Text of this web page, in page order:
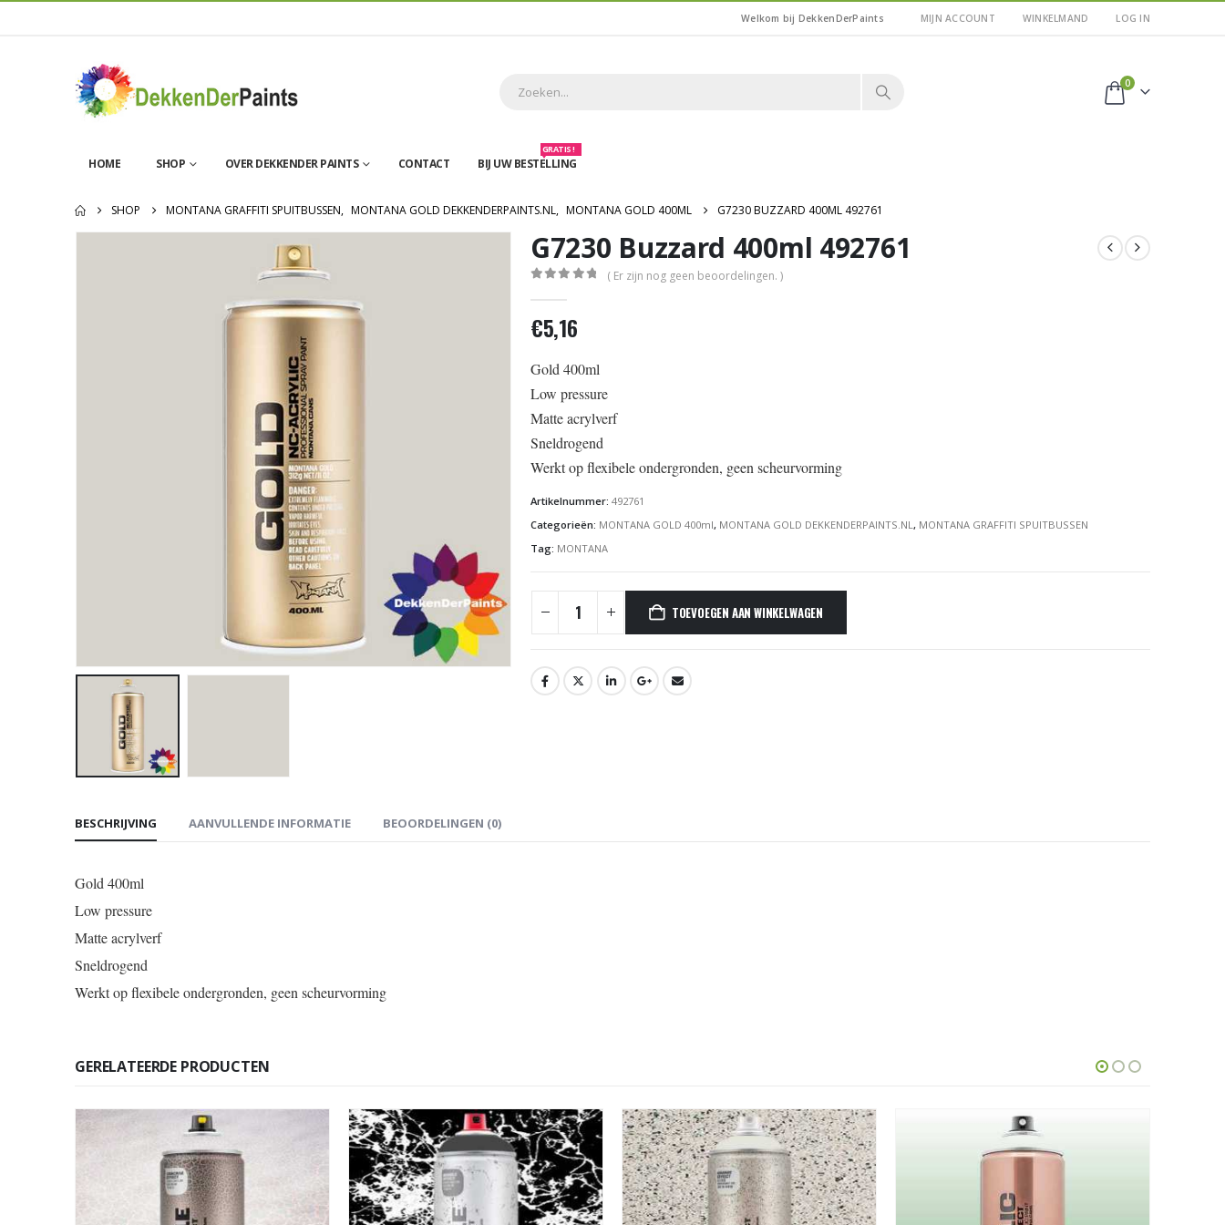
Welkom bij DekkenDerPaints MIJN ACCOUNT WINKELMAND LOG IN
0
HOME SHOP OVER DEKKENDER PAINTS CONTACT BIJ UW BESTELLING
GRATIS !
SHOP MONTANA GRAFFITI SPUITBUSSEN, MONTANA GOLD DEKKENDERPAINTS.NL, MONTANA GOLD 400ML G7230 BUZZARD 400ML 492761
G7230 Buzzard 400ml 492761
( Er zijn nog geen beoordelingen. )
€5,16
Gold 400ml
Low pressure
Matte acrylverf
Sneldrogend
Werkt op flexibele ondergronden, geen scheurvorming
Artikelnummer: 492761
Categorieën: MONTANA GOLD 400ml, MONTANA GOLD DEKKENDERPAINTS.NL, MONTANA GRAFFITI SPUITBUSSEN
Tag: MONTANA
TOEVOEGEN AAN WINKELWAGEN
BESCHRIJVING AANVULLENDE INFORMATIE BEOORDELINGEN (0)
Gold 400ml
Low pressure
Matte acrylverf
Sneldrogend
Werkt op flexibele ondergronden, geen scheurvorming
GERELATEERDE PRODUCTEN